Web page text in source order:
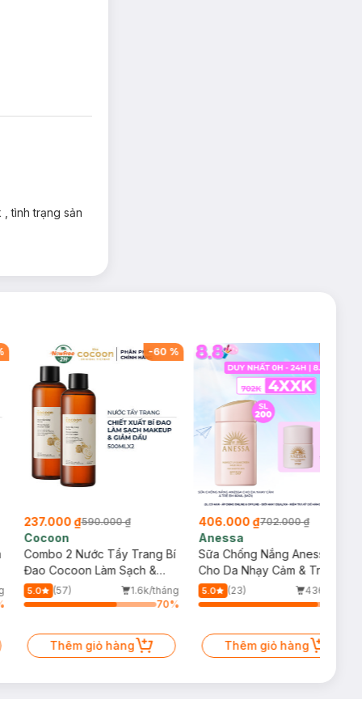
tình trạng sản
-60 %
237.000 ₫590.000 ₫
Cocoon
Combo 2 Nước Tẩy Trang Bí
Đao Cocoon Làm Sạch &
Giảm Dầu 500ml
5.0 (57)
1.6k/tháng
70%
Thêm giỏ hàng
406.000 ₫702.000 ₫
Anessa
Sữa Chống Nắng Anessa
Cho Da Nhạy Cảm & Trẻ Em
60ml (Mới)
5.0 (23)
436/tháng
Thêm giỏ hàng